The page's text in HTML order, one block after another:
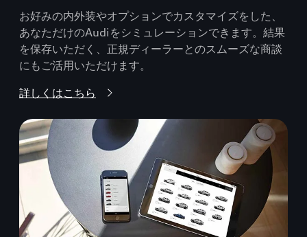
お好みの内外装やオプションでカスタマイズをした、
あなただけのAudiをシミュレーションできます。結果
を保存いただく、正規ディーラーとのスムーズな商談
にもご活用いただけます。
詳しくはこちら